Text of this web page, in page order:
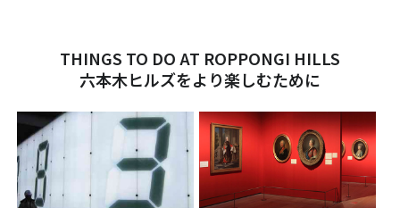
THINGS TO DO AT ROPPONGI HILLS
六本木ヒルズをより楽しむために